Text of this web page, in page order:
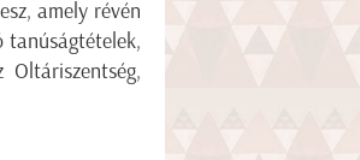
amely révén
tanúságtételek,